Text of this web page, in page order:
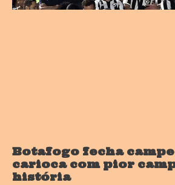
Botafogo fecha
carioca com pior
história